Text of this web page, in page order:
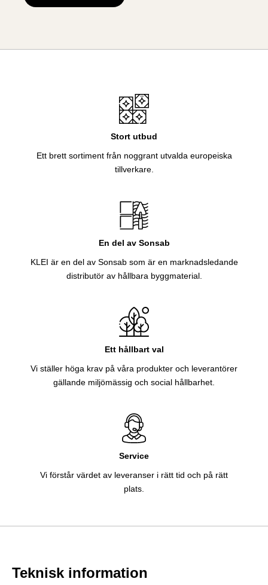
Stort utbud
Ett brett sortiment från noggrant utvalda europeiska
tillverkare.
En del av Sonsab
KLEI är en del av Sonsab som är en marknadsledande
distributör av hållbara byggmaterial.
Ett hållbart val
Vi ställer höga krav på våra produkter och leverantörer
gällande miljömässig och social hållbarhet.
Service
Vi förstår värdet av leveranser i rätt tid och på rätt
plats.
Teknisk information